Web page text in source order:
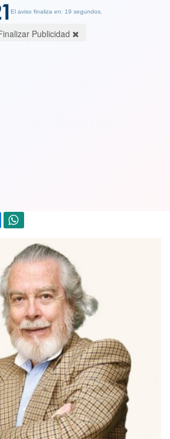
El aviso finaliza en: 19 segundos.
Publicidad